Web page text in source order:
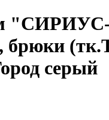
брюки
серый